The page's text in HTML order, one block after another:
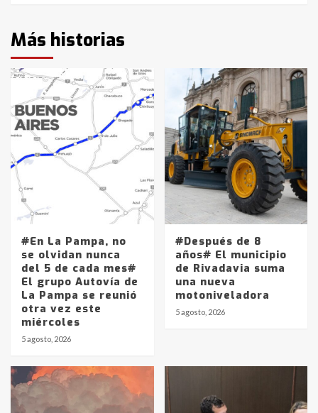
Más historias
#En La Pampa, no
se olvidan nunca
del 5 de cada mes#
El grupo Autovía de
La Pampa se reunió
otra vez este
miércoles
5 agosto, 2026
#Después de 8
años# El municipio
de Rivadavia suma
una nueva
motoniveladora
5 agosto, 2026